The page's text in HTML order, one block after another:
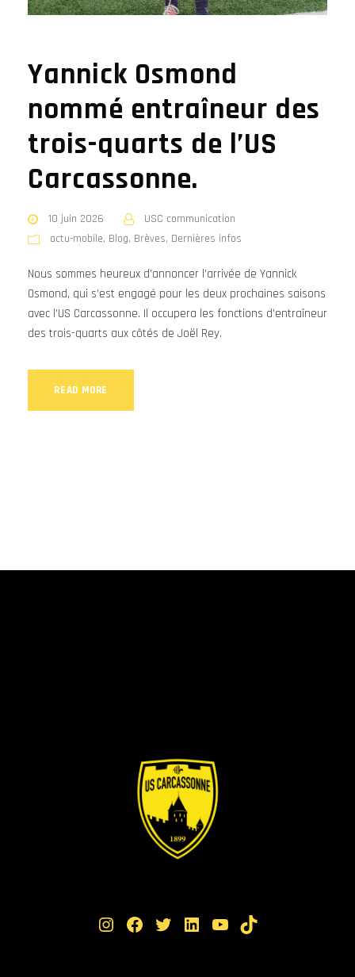
Yannick Osmond
nommé entraîneur des
trois-quarts de l’US
Carcassonne.
10 juin 2026
USC communication
actu-mobile, Blog, Brèves, Dernières infos
Nous sommes heureux d’annoncer l’arrivée de Yannick
Osmond, qui s’est engagé pour les deux prochaines saisons
avec l’US Carcassonne. Il occupera les fonctions d’entraîneur
des trois-quarts aux côtés de Joël Rey.
READ MORE
Instagram Facebook Twitter LinkedIn YouTube TikTok